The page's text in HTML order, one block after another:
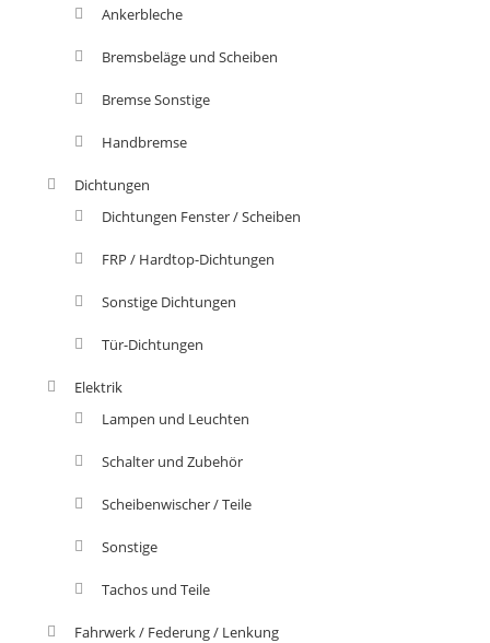
Ankerbleche
Bremsbeläge und Scheiben
Bremse Sonstige
Handbremse
Dichtungen
Dichtungen Fenster / Scheiben
FRP / Hardtop-Dichtungen
Sonstige Dichtungen
Tür-Dichtungen
Elektrik
Lampen und Leuchten
Schalter und Zubehör
Scheibenwischer / Teile
Sonstige
Tachos und Teile
Fahrwerk / Federung / Lenkung